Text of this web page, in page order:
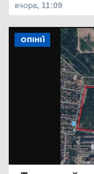
вчора, 11:09
ОПІНІЇ